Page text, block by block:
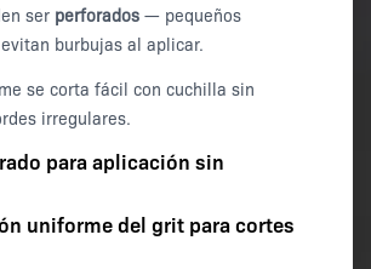
ser perforados — pequeños
burbujas al aplicar.
se corta fácil con cuchilla sin
irregulares.
para aplicación sin
uniforme del grit para cortes